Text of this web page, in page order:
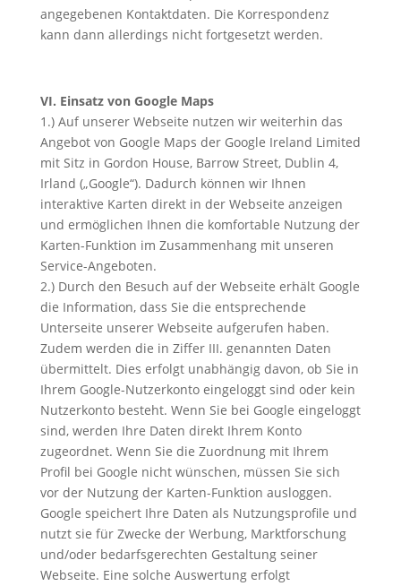
angegebenen Kontaktdaten. Die Korrespondenz
kann dann allerdings nicht fortgesetzt werden.
VI. Einsatz von Google Maps
1.) Auf unserer Webseite nutzen wir weiterhin das
Angebot von Google Maps der Google Ireland Limited
mit Sitz in Gordon House, Barrow Street, Dublin 4,
Irland („Google“). Dadurch können wir Ihnen
interaktive Karten direkt in der Webseite anzeigen
und ermöglichen Ihnen die komfortable Nutzung der
Karten-Funktion im Zusammenhang mit unseren
Service-Angeboten.
2.) Durch den Besuch auf der Webseite erhält Google
die Information, dass Sie die entsprechende
Unterseite unserer Webseite aufgerufen haben.
Zudem werden die in Ziffer III. genannten Daten
übermittelt. Dies erfolgt unabhängig davon, ob Sie in
Ihrem Google-Nutzerkonto eingeloggt sind oder kein
Nutzerkonto besteht. Wenn Sie bei Google eingeloggt
sind, werden Ihre Daten direkt Ihrem Konto
zugeordnet. Wenn Sie die Zuordnung mit Ihrem
Profil bei Google nicht wünschen, müssen Sie sich
vor der Nutzung der Karten-Funktion ausloggen.
Google speichert Ihre Daten als Nutzungsprofile und
nutzt sie für Zwecke der Werbung, Marktforschung
und/oder bedarfsgerechten Gestaltung seiner
Webseite. Eine solche Auswertung erfolgt